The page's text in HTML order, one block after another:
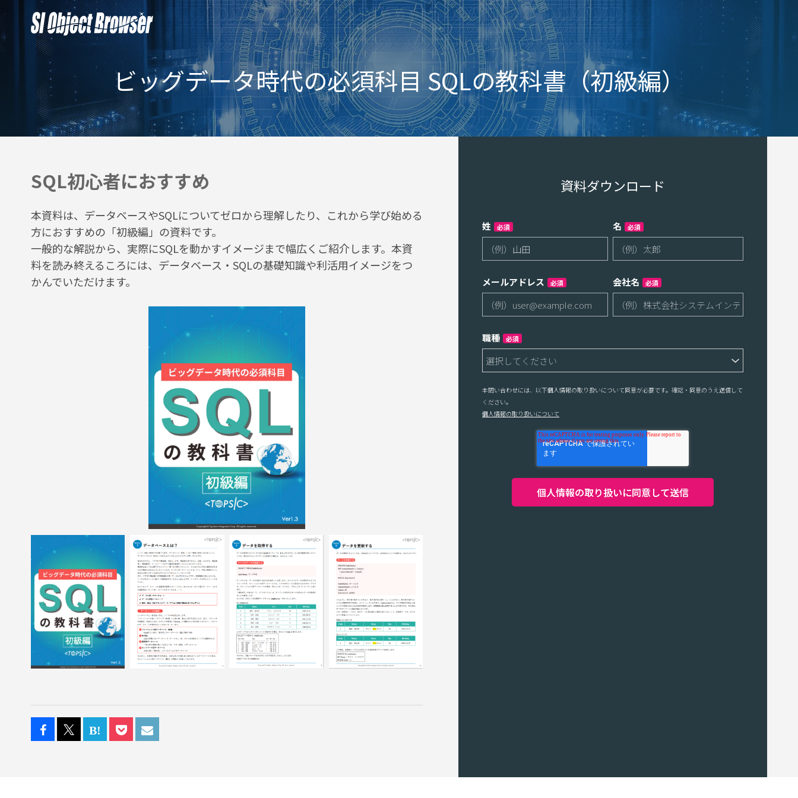
ビッグデータ時代の必須科目 SQLの教科書（初級編）
SQL初心者におすすめ
本資料は、データベースやSQLについてゼロから理解したり、これから学び始める
方におすすめの「初級編」の資料です。
一般的な解説から、実際にSQLを動かすイメージまで幅広くご紹介します。本資
料を読み終えるころには、データベース・SQLの基礎知識や利活用イメージをつ
かんでいただけます。
資料ダウンロード
姓 必須 名 必須
メールアドレス 必須 会社名 必須
職種 必須
本問い合わせには、以下個人情報の取り扱いについて同意が必要です。確認・同意のうえ送信して
ください。
個人情報の取り扱いについて